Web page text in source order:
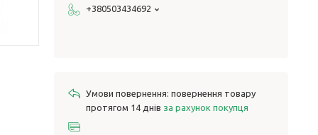
+380503434692
повернення товару
протягом 14 днів за рахунок покупця